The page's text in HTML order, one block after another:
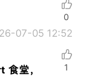
07-05 12:52
0
堂，
1